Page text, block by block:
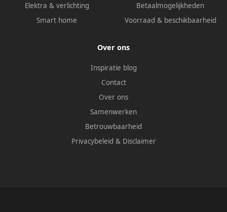
Elektra & verlichting
Smart home
Betaalmogelijkheden
Voorraad & beschikbaarheid
Over ons
Inspiratie blog
Contact
Over ons
Samenwerken
Betrouwbaarheid
Privacybeleid & Disclaimer